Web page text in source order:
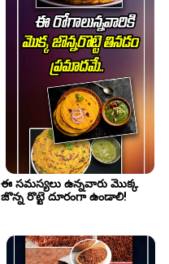
ఈ సమస్యలు ఉన్నవారు మొక్క
జొన్న రొట్టె దూరంగా ఉండాలి!